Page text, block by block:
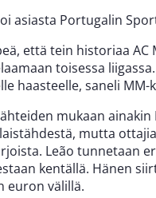
asiasta Portugalin
että tein historiaa
toisessa
haasteelle, saneli
mukaan
mutta
Leão tunnetaan
kentällä. Hänen
euron välillä.